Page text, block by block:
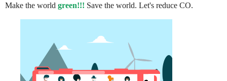
Make the world green!!! Save the world. Let's reduce CO.